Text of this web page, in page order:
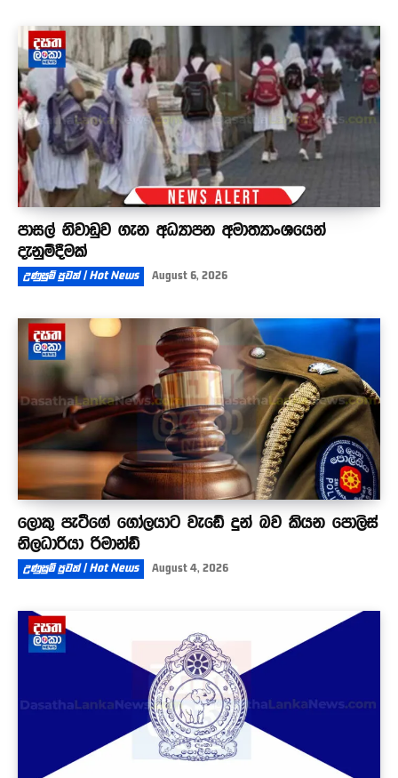
පාසල් නිවාඩුව ගැන අධ්‍යාපන අමාත්‍යාංශයෙන්
දැනුම්දීමක්
උණුසුම් පුවත් | Hot News August 6, 2026
ලොකු පැටීගේ ගෝලයාට වැඩේ දුන් බව කියන පොලිස්
නිලධාරියා රිමාන්ඩ්
උණුසුම් පුවත් | Hot News August 4, 2026